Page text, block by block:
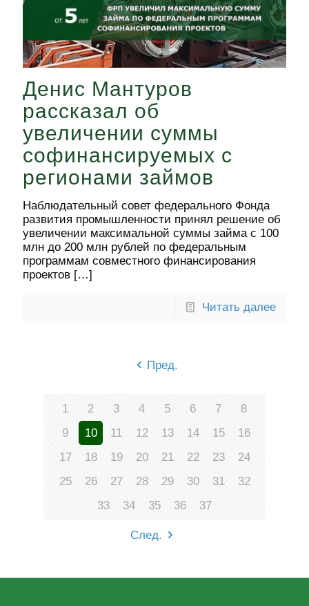
Денис Мантуров
рассказал об
увеличении суммы
софинансируемых с
регионами займов
Наблюдательный совет федерального Фонда
развития промышленности принял решение об
увеличении максимальной суммы займа с 100
млн до 200 млн рублей по федеральным
программам совместного финансирования
проектов […]
Читать далее
Пред.
1 2 3 4 5 6 7
8
9
10 11 12 13 14 15
16
17
18 19 20 21 22 23
24
25
26 27 28 29 30 31
32
33
34 35 36 37
След.